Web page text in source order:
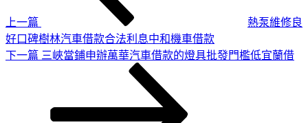
上一篇
熱泵維修良
好口碑樹林汽車借款合法利息中和機車借款
下
下一篇 三峽當鋪申辦萬華汽車借款的燈具批發門檻低宜蘭借